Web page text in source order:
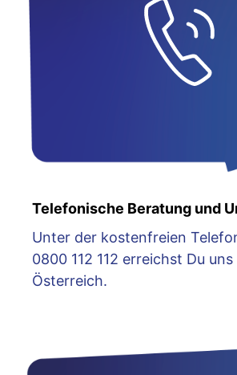
Telefonische Beratung und
Unter der kostenfreien
0800 112 112 erreichst Du
Österreich.